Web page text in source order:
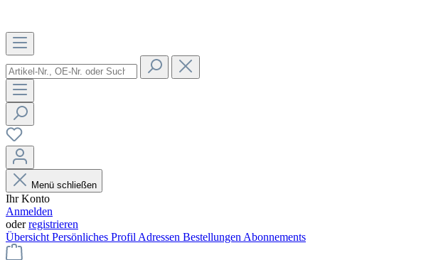
Menü schließen
Ihr Konto
Anmelden
oderregistrieren
Übersicht Persönliches Profil Adressen Bestellungen Abonnements